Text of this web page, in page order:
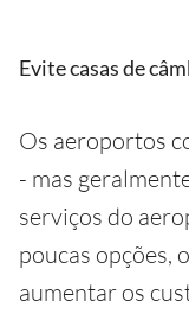
Evite casas de
Os aeroportos
- mas
serviços do
poucas opções,
aumentar os